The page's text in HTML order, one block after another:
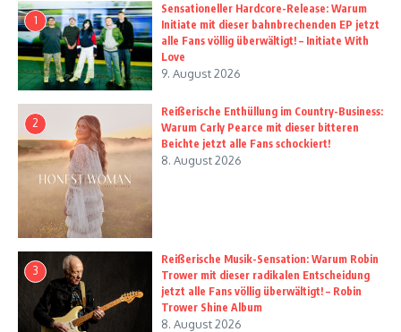
1
Sensationeller Hardcore-Release: Warum
Initiate mit dieser bahnbrechenden EP jetzt
alle Fans völlig überwältigt! – Initiate With
Love
9. August 2026
2
Reißerische Enthüllung im Country-Business:
Warum Carly Pearce mit dieser bitteren
Beichte jetzt alle Fans schockiert!
8. August 2026
3
Reißerische Musik-Sensation: Warum Robin
Trower mit dieser radikalen Entscheidung
jetzt alle Fans völlig überwältigt! – Robin
Trower Shine Album
8. August 2026